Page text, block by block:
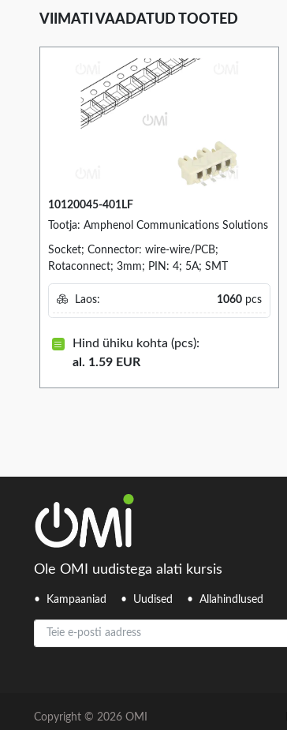
VIIMATI VAADATUD TOOTED
10120045-401LF
Tootja: Amphenol Communications Solutions
Socket; Connector: wire-wire/PCB;
Rotaconnect; 3mm; PIN: 4; 5A; SMT
Laos: 1060pcs
Hind ühiku kohta (pcs):
al. 1.59 EUR
Ole OMI uudistega alati kursis
Kampaaniad Uudised Allahindlused
Teie e-posti aadress
Copyright © 2026 OMI